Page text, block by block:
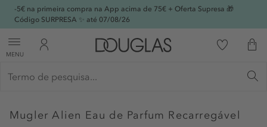
-5€ na primeira compra na App acima de 75€ + Oferta Supresa 🎁
Código SURPRESA ✨ até 07/08/26
MENU
MuglerAlien Eau de Parfum Recarregável